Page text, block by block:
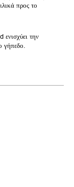
προς το
ενισχύει την
γήπεδο.